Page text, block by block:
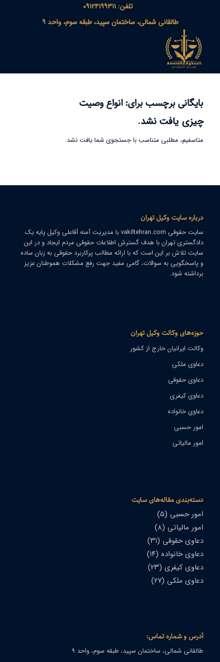
تلفن: ۰۹۱۲۴۱۹۹۳۱۱
طالقانی شمالی، ساختمان سپید، طبقه سوم، واحد ۹
بایگانی برچسب برای:انواع وصیت
چیزی یافت نشد.
متاسفیم، مطلبی متناسب با جستجوی شما یافت نشد.
درباره سایت وکیل تهران
سایت حقوقی vakiltehran.comبا مدیریتآمنه آقاعلی وکیل پایه یک
دادگستری تهران با هدف گسترش اطلاعات حقوقی مردم ایجاد و در این
سایت تلاش بر این است که با ارائه مطالب پرکاربرد حقوقی به زبان ساده
و پاسخگویی به سوالات، گامی مفید جهت رفع مشکلات هموطنان عزیز
برداشته شود.
حوزه‌های وکالت وکیل تهران
وکالت ایرانیان خارج از کشور
دعاوی ملکی
دعاوی حقوقی
دعاوی کیفری
دعاوی خانواده
امور حسبی
امور مالیاتی
دسته‌بندی مقاله‌های سایت
امور حسبی (۵)
امور مالیاتی (۸)
دعاوی حقوقی (۳۱)
دعاوی خانواده(۱۴)
دعاوی کیفری(۲۳)
دعاوی ملکی (۲۷)
آدرس و شماره تماس:
طالقانی شمالی، ساختمان سپید، طبقه سوم، واحد ۹